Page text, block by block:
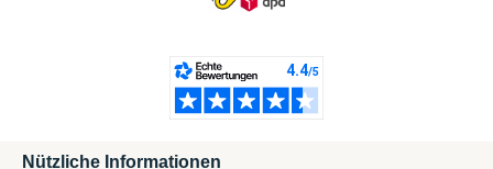
Nützliche Informationen